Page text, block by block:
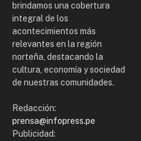
brindamos una cobertura
integral de los
acontecimientos más
relevantes en la región
norteña, destacando la
cultura, economía y sociedad
de nuestras comunidades.
Redacción:
prensa@infopress.pe
Publicidad: